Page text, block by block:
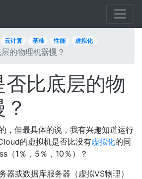
云计算 基准 性能 虚拟化
的物理机器慢？
否比底层的物
，但最具体的说，我有兴趣知道运行
的虚拟机是否比没有虚拟化的同
（1％，5％，10％）？
器或数据库服务器（虚拟VS物理）